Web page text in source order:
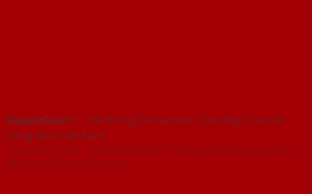
SaigonDoor™ - Hệ thống Showroom cửa thép cửa sắt
hàng đầu Việt Nam
Copyright ⓒ 2016 – 2026 SaigonDoor™ - www.cuathephanquoc.com |
Đơn vị chủ quản SaigonDoor